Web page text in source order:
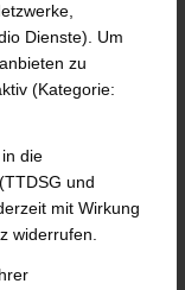
in
die UTH
Der
in diesem
jährige
die
Dienste). Um
zu
(Kategorie:
die
und
mit Wirkung
widerrufen.